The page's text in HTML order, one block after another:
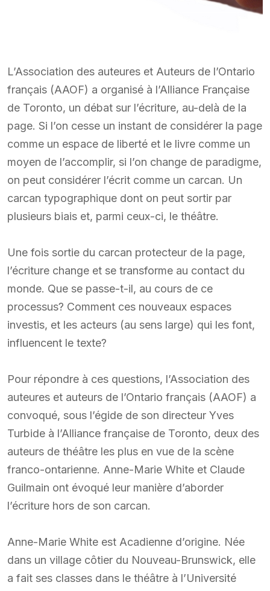
L’Association des auteures et Auteurs de l’Ontario
français (AAOF) a organisé à l’Alliance Française
de Toronto, un débat sur l’écriture, au-delà de la
page. Si l’on cesse un instant de considérer la page
comme un espace de liberté et le livre comme un
moyen de l’accomplir, si l’on change de paradigme,
on peut considérer l’écrit comme un carcan. Un
carcan typographique dont on peut sortir par
plusieurs biais et, parmi ceux-ci, le théâtre.
Une fois sortie du carcan protecteur de la page,
l’écriture change et se transforme au contact du
monde. Que se passe-t-il, au cours de ce
processus? Comment ces nouveaux espaces
investis, et les acteurs (au sens large) qui les font,
influencent le texte?
Pour répondre à ces questions, l’Association des
auteures et auteurs de l’Ontario français (AAOF) a
convoqué, sous l’égide de son directeur Yves
Turbide à l’Alliance française de Toronto, deux des
auteurs de théâtre les plus en vue de la scène
franco-ontarienne. Anne-Marie White et Claude
Guilmain ont évoqué leur manière d’aborder
l’écriture hors de son carcan.
Anne-Marie White est Acadienne d’origine. Née
dans un village côtier du Nouveau-Brunswick, elle
a fait ses classes dans le théâtre à l’Université